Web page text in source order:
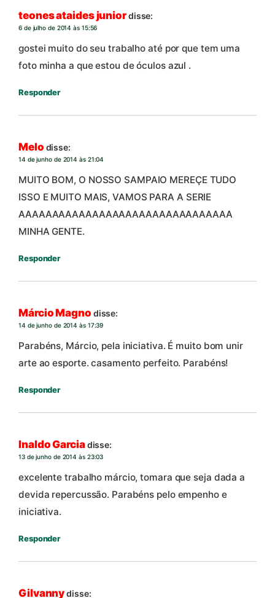
teones ataides juniordisse:
6 de julho de 2014 às 15:56
gostei muito do seu trabalho até por que tem uma
foto minha a que estou de óculos azul .
Responder
Melo disse:
14 de junho de 2014 às 21:04
MUITO BOM, O NOSSO SAMPAIO MEREÇE TUDO
ISSO E MUITO MAIS, VAMOS PARA A SERIE
AAAAAAAAAAAAAAAAAAAAAAAAAAAAAAAA
MINHA GENTE.
Responder
Márcio Magno disse:
14 de junho de 2014 às 17:39
Parabéns, Márcio, pela iniciativa. É muito bom unir
arte ao esporte. casamento perfeito. Parabéns!
Responder
Inaldo Garciadisse:
13 de junho de 2014 às 23:03
excelente trabalho márcio, tomara que seja dada a
devida repercussão. Parabéns pelo empenho e
iniciativa.
Responder
Gilvannydisse: